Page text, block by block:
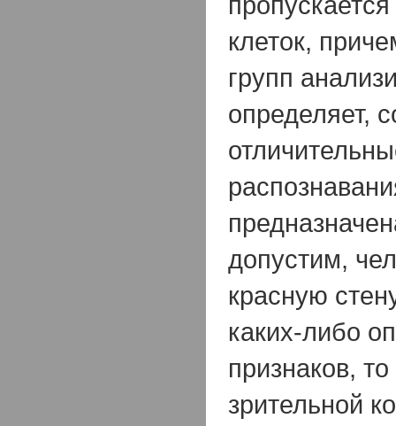
клеток,
групп
определяет,
допустим,
красную
каких-либо
признаков,
зрительной